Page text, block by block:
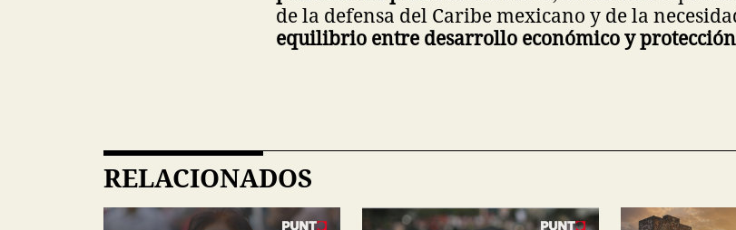
de la defensa del Caribe mexicano y de la
equilibrio entre desarrollo económico y
RELACIONADOS